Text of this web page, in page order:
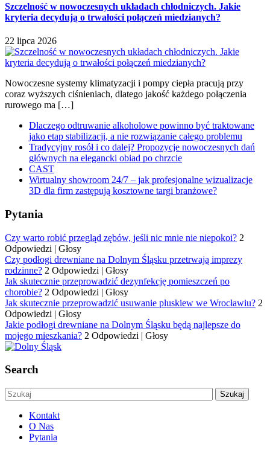
Szczelność w nowoczesnych układach chłodniczych. Jakie
kryteria decydują o trwałości połączeń miedzianych?
22 lipca 2026
Nowoczesne systemy klimatyzacji i pompy ciepła pracują przy
coraz wyższych ciśnieniach, dlatego jakość każdego połączenia
rurowego ma […]
Dlaczego odtruwanie alkoholowe powinno być traktowane
jako etap stabilizacji, a nie rozwiązanie całego problemu
Tradycyjny rosół i co dalej? Propozycje nowoczesnych dań
głównych na elegancki obiad po chrzcie
CAST
Wirtualny showroom 24/7 – jak profesjonalne wizualizacje
3D dla firm zastępują kosztowne targi branżowe?
Pytania
Czy warto robić przegląd zębów, jeśli nic mnie nie niepokoi? 2
Odpowiedzi | Głosy
Czy podłogi drewniane na Dolnym Śląsku przetrwają imprezy
rodzinne? 2 Odpowiedzi | Głosy
Jak skutecznie przeprowadzić dezynfekcję pomieszczeń po
chorobie? 2 Odpowiedzi | Głosy
Jak skutecznie przeprowadzić usuwanie pluskiew we Wrocławiu? 2
Odpowiedzi | Głosy
Jakie podłogi drewniane na Dolnym Śląsku będą najlepsze do
mojego mieszkania? 2 Odpowiedzi | Głosy
Search
Kontakt
O Nas
Pytania